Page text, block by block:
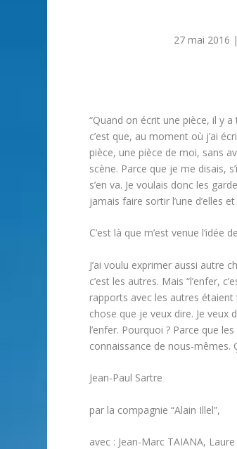
27 mai 2016
“Quand on écrit une pièce, il y
c’est que, au moment où j’ai
pièce, une pièce de moi, sans
scène. Parce que je me disais,
s’en va. Je voulais donc les
jamais faire sortir l’une d’elles
C’est là que m’est venue
J’ai voulu exprimer aussi autre
c’est les autres. Mais “l’enfer,
rapports avec les autres
chose que je veux dire. Je veux
l’enfer. Pourquoi ? Parce que
connaissance de nous-mêmes.
Jean-Paul Sartre
par la compagnie “Alain Illel”,
avec : Jean-Marc TAIANA,